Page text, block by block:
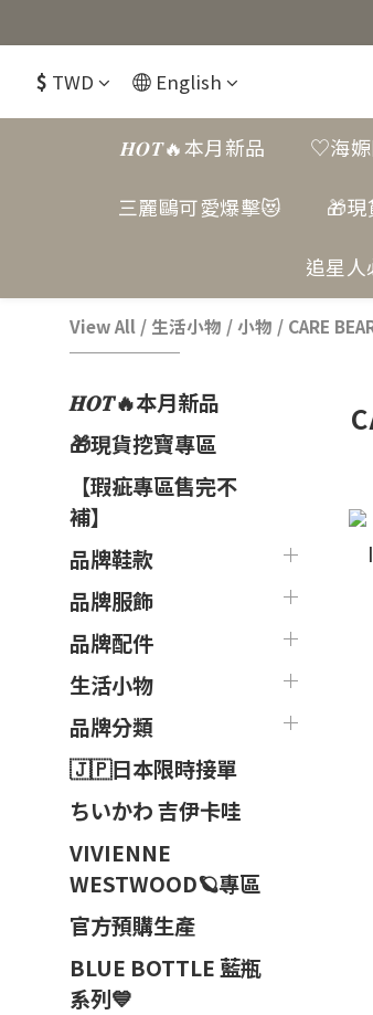
$ TWD English
𝑯𝑶𝑻🔥本月新品 ♡海嫄
三麗鷗可愛爆擊😻 🎁
追星人
View All / 生活小物 /小物 / CARE
𝑯𝑶𝑻🔥本月新品
🎁現貨挖寶專區
【瑕疵專區售完不
補】
品牌鞋款
品牌服飾
品牌配件
生活小物
品牌分類
🇯🇵日本限時接單
ちいかわ 吉伊卡哇
VIVIENNE
WESTWOOD🪐專區
官方預購生產
BLUE BOTTLE 藍瓶
系列💙